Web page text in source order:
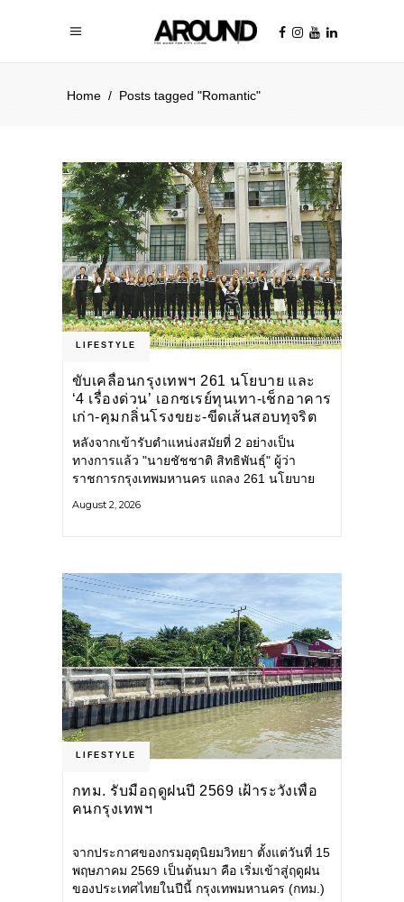
Home / Posts tagged "Romantic"
LIFESTYLE
ขับเคลื่อนกรุงเทพฯ 261 นโยบาย และ
‘4 เรื่องด่วน’ เอกซเรย์ทุนเทา-เช็กอาคาร
เก่า-คุมกลิ่นโรงขยะ-ขีดเส้นสอบทุจริต
หลังจากเข้ารับตำแหน่งสมัยที่ 2 อย่างเป็น
ทางการแล้ว "นายชัชชาติ สิทธิพันธุ์" ผู้ว่า
ราชการกรุงเทพมหานคร แถลง 261 นโยบาย
ยุทธศาสตร์ จัดทำตัวชี้วัด
August 2, 2026
LIFESTYLE
กทม. รับมือฤดูฝนปี 2569 เฝ้าระวังเพื่อ
คนกรุงเทพฯ
จากประกาศของกรมอุตุนิยมวิทยา ตั้งแต่วันที่ 15
พฤษภาคม 2569 เป็นต้นมา คือ เริ่มเข้าสู่ฤดูฝน
ของประเทศไทยในปีนี้ กรุงเทพมหานคร (กทม.)